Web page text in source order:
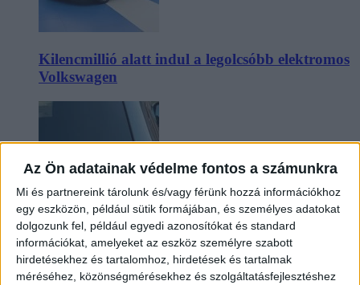
Az Ön adatainak védelme fontos a számunkra
Mi és partnereink tárolunk és/vagy férünk hozzá információkhoz
egy eszközön, például sütik formájában, és személyes adatokat
dolgozunk fel, például egyedi azonosítókat és standard
információkat, amelyeket az eszköz személyre szabott
hirdetésekhez és tartalomhoz, hirdetések és tartalmak
méréséhez, közönségmérésekhez és szolgáltatásfejlesztéshez
Kilencmillió alatt indul a legolcsóbb elektromos
Volkswagen
Hoppon maradtak a villanyautós támogatási
program utolsó pályázói